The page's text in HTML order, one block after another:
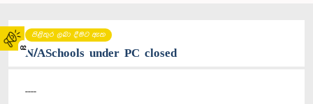
02
පිළිතුර ලබා දීමට ඇත
N/ASchools under PC closed
----